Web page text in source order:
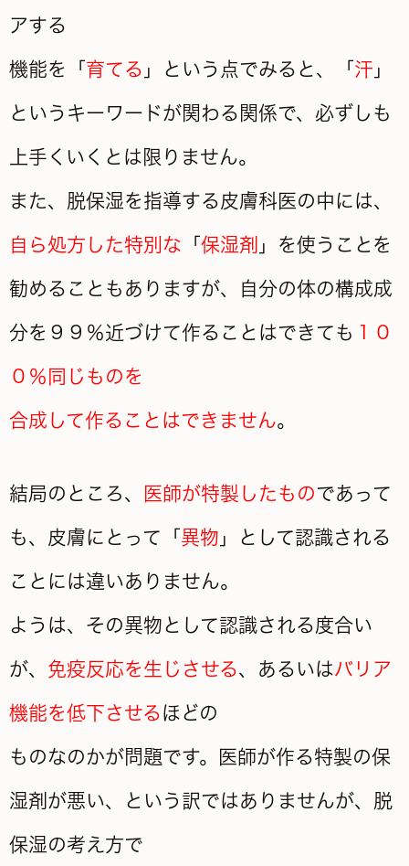
アする
機能を「 育てる 」という点でみると、「 汗 」
というキーワードが関わる関係で、必ずしも
上手くいくとは限りません。
また、脱保湿を指導する皮膚科医の中には、
自ら処方した特別な 「 保湿剤 」を使うことを
勧めることもありますが、自分の体の構成成
分を９９％近づけて作ることはできても １０
０％同じものを
合成して作ることはできません。
結局のところ、 医師が特製したものであって
も、皮膚にとって「 異物 」として認識される
ことには違いありません。
ようは、その異物として認識される度合い
が、 免疫反応を生じさせる、あるいはバリア
機能を低下させるほどの
ものなのかが問題です。医師が作る特製の保
湿剤が悪い、という訳ではありませんが、脱
保湿の考え方で